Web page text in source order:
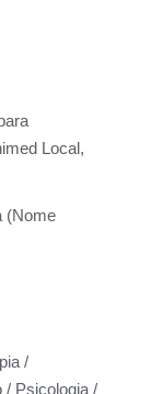
Local,
(Nome
/
/ Psicologia /